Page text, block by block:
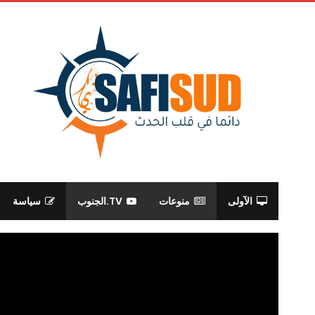
الآولى منوعات TV.الجنوب سياسة